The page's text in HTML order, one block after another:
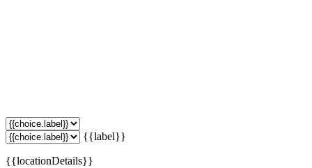
{{label}}
{{locationDetails}}